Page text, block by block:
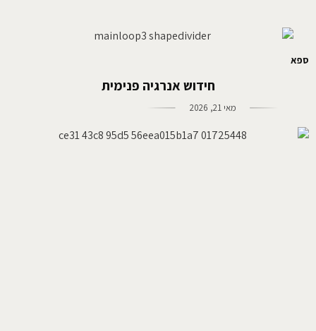
ספא
חידוש אנרגיה פנימית
מאי 21, 2026